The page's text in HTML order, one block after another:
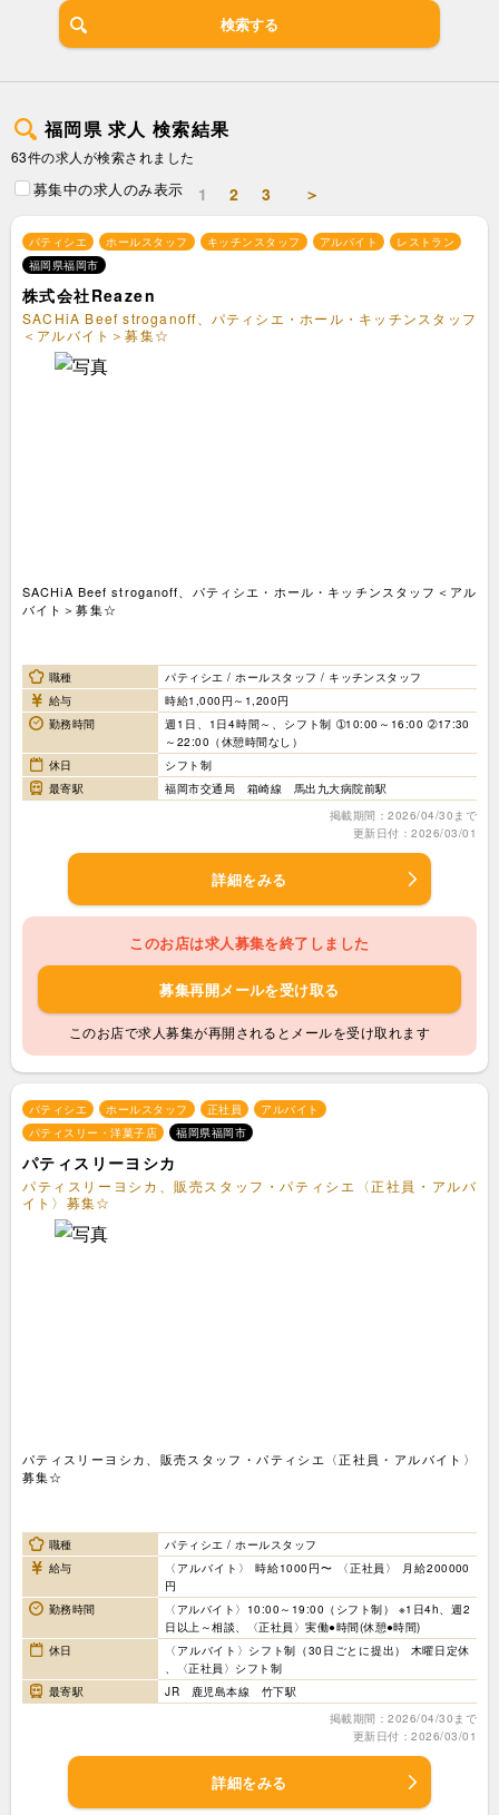
検索する
福岡県 求人 検索結果
63件の求人が検索されました
募集中の求人のみ表示 1 2 3 ＞
パティシエ ホールスタッフ キッチンスタッフ アルバイト
レストラン
福岡県福岡市
株式会社Reazen
SACHiA Beef stroganoff、パティシエ・ホール・キッチンスタッフ
＜アルバイト＞募集☆
SACHiA Beef stroganoff、パティシエ・ホール・キッチンスタッフ＜アル
バイト＞募集☆
職種
パティシエ / ホールスタッフ / キッチンスタッフ
給与
時給1,000円～1,200円
勤務時間
週1日、1日4時間～、シフト制 ➀10:00～16:00 ➁17:30
～22:00（休憩時間なし）
休日
シフト制
最寄駅
福岡市交通局 箱崎線 馬出九大病院前駅
掲載期間：2026/04/30まで
更新日付：2026/03/01
詳細をみる
このお店は求人募集を終了しました
募集再開メールを受け取る
このお店で求人募集が再開されるとメールを受け取れます
パティシエ ホールスタッフ 正社員
アルバイト
パティスリー・洋菓子店
福岡県福岡市
パティスリーヨシカ
パティスリーヨシカ、販売スタッフ・パティシエ〈正社員・アルバ
イト〉募集☆
パティスリーヨシカ、販売スタッフ・パティシエ〈正社員・アルバイト〉
募集☆
職種
パティシエ / ホールスタッフ
給与
〈アルバイト〉 時給1000円〜 〈正社員〉 月給200000
円
勤務時間
〈アルバイト〉10:00～19:00（シフト制） ※1日4h、週2
日以上～相談、〈正社員〉実働●時間(休憩●時間)
休日
〈アルバイト〉シフト制（30日ごとに提出） 木曜日定休
、〈正社員〉シフト制
最寄駅
JR 鹿児島本線 竹下駅
掲載期間：2026/04/30まで
更新日付：2026/03/01
詳細をみる